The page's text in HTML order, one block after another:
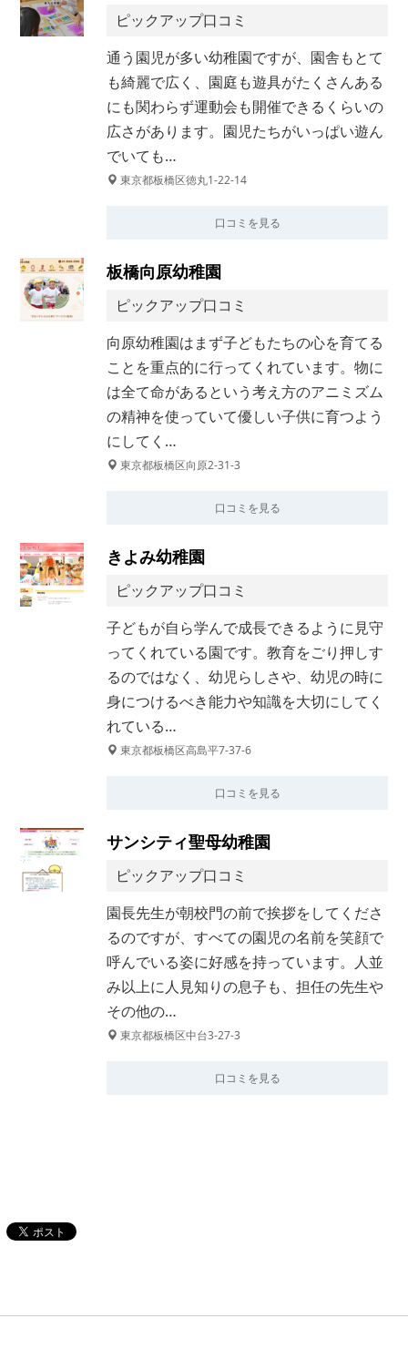
ピックアップ口コミ
通う園児が多い幼稚園ですが、園舎もとて
も綺麗で広く、園庭も遊具がたくさんある
にも関わらず運動会も開催できるくらいの
広さがあります。園児たちがいっぱい遊ん
でいても…
東京都板橋区徳丸1-22-14
口コミを見る
板橋向原幼稚園
ピックアップ口コミ
向原幼稚園はまず子どもたちの心を育てる
ことを重点的に行ってくれています。物に
は全て命があるという考え方のアニミズム
の精神を使っていて優しい子供に育つよう
にしてく…
東京都板橋区向原2-31-3
口コミを見る
きよみ幼稚園
ピックアップ口コミ
子どもが自ら学んで成長できるように見守
ってくれている園です。教育をごり押しす
るのではなく、幼児らしさや、幼児の時に
身につけるべき能力や知識を大切にしてく
れている…
東京都板橋区高島平7-37-6
口コミを見る
サンシティ聖母幼稚園
ピックアップ口コミ
園長先生が朝校門の前で挨拶をしてくださ
るのですが、すべての園児の名前を笑顔で
呼んでいる姿に好感を持っています。人並
み以上に人見知りの息子も、担任の先生や
その他の…
東京都板橋区中台3-27-3
口コミを見る